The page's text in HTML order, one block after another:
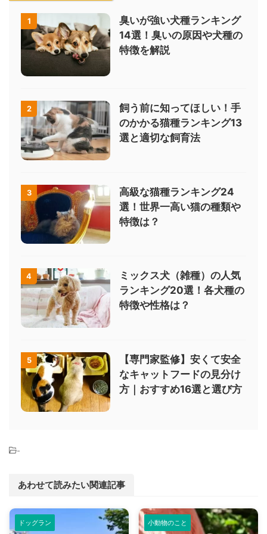
1
臭いが強い犬種ランキング
14選！臭いの原因や犬種の
特徴を解説
2
飼う前に知ってほしい！手
のかかる猫種ランキング13
選と適切な飼育法
3
高級な猫種ランキング24
選！世界一高い猫の種類や
特徴は？
4
ミックス犬（雑種）の人気
ランキング20選！各犬種の
特徴や性格は？
5
【専門家監修】安くて安全
なキャットフードの見分け
方｜おすすめ16選と選び方
-
あわせて読みたい関連記事
ドッグラン 小動物のこと